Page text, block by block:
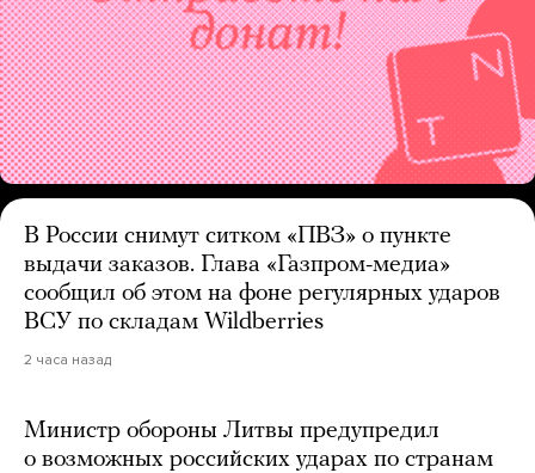
В России снимут ситком «ПВЗ» о пункте
выдачи заказов. Глава «Газпром-медиа»
сообщил об этом на фоне регулярных ударов
ВСУ по складам Wildberries
2 часа назад
Министр обороны Литвы предупредил
о возможных российских ударах по странам